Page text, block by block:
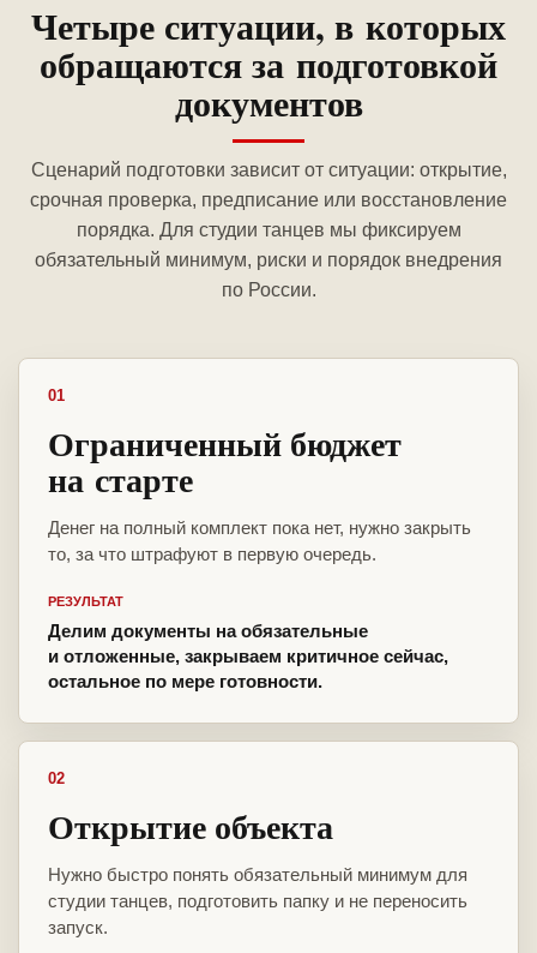
Четыре ситуации, в которых
обращаются за подготовкой
документов
Сценарий подготовки зависит от ситуации: открытие,
срочная проверка, предписание или восстановление
порядка. Для студии танцев мы фиксируем
обязательный минимум, риски и порядок внедрения
по России.
01
Ограниченный бюджет
на старте
Денег на полный комплект пока нет, нужно закрыть
то, за что штрафуют в первую очередь.
РЕЗУЛЬТАТ
Делим документы на обязательные
и отложенные, закрываем критичное сейчас,
остальное по мере готовности.
02
Открытие объекта
Нужно быстро понять обязательный минимум для
студии танцев, подготовить папку и не переносить
запуск.